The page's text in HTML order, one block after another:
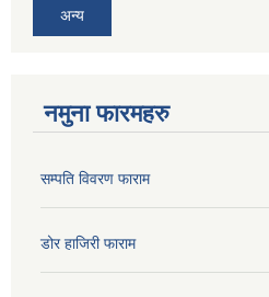
अन्य
नमुना फारमहरु
सम्पति विवरण फाराम
डोर हाजिरी फाराम